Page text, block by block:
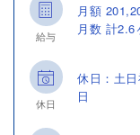
給与
月額
月数 計2.6
休日
休日：土
日